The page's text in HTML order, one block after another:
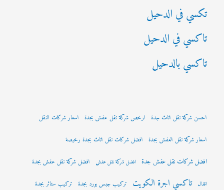
تكسي في الدحيل
تاكسي في الدحيل
تاكسي بالدحيل
احسن شركة نقل اثاث جدة ارخص شركة نقل عفش بجدة اسعار شركات النقل
اسعار شركة نقل العفش بجدة افضل شركات نقل اثاث بجدة رخيصة
افضل شركات نقل عفش جدة افضل شركة نقل عفش افضل شركة نقل عفش بجدة
اقفال تاكسي اجرة الكويت تركيب جبس بورد بجدة تركيب ستائر بجدة